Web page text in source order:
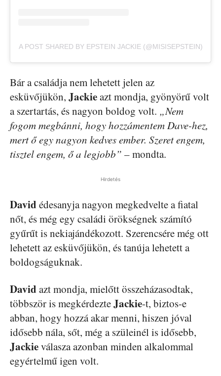
A POST SHARED BY EPSTEIN JACKIE (@MISISEPSTEIN)
Bár a családja nem lehetett jelen az
esküvőjükön, Jackieazt mondja, gyönyörű volt
a szertartás, és nagyon boldog volt. „Nem
fogom megbánni, hogy hozzámentem Dave-hez,
mert ő egy nagyon kedves ember. Szeret engem,
tisztel engem, ő a legjobb” – mondta.
Hirdetés
David édesanyja nagyon megkedvelte a fiatal
nőt, és még egy családi örökségnek számító
gyűrűt is nekiajándékozott. Szerencsére még ott
lehetett az esküvőjükön, és tanúja lehetett a
boldogságuknak.
David azt mondja, mielőtt összeházasodtak,
többször is megkérdezteJackie-t, biztos-e
abban, hogy hozzá akar menni, hiszen jóval
idősebb nála, sőt, még a szüleinél is idősebb,
Jackieválasza azonban minden alkalommal
egyértelmű igen volt.